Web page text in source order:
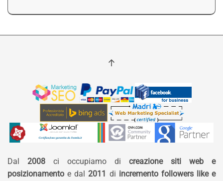
Dal 2008 ci occupiamo di creazione siti web e
posizionamento e dal 2011 di incremento followers like e